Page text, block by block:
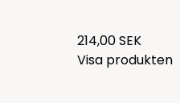
214,00 SEK
Visa produkten